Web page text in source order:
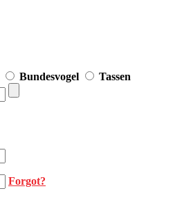
Bundesvogel Tassen
Forgot?